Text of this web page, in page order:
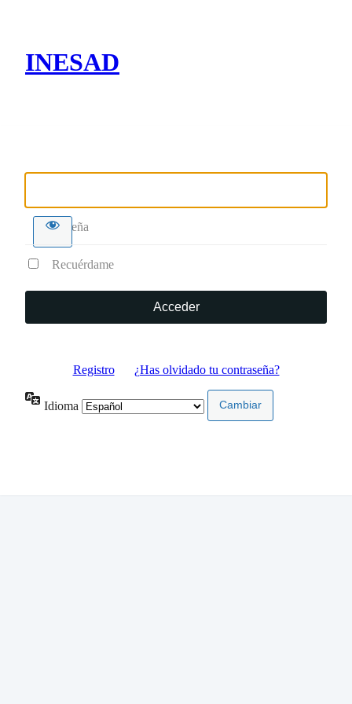
INESAD
Contraseña
Recuérdame
Registro ¿Has olvidado tu contraseña?
Idioma